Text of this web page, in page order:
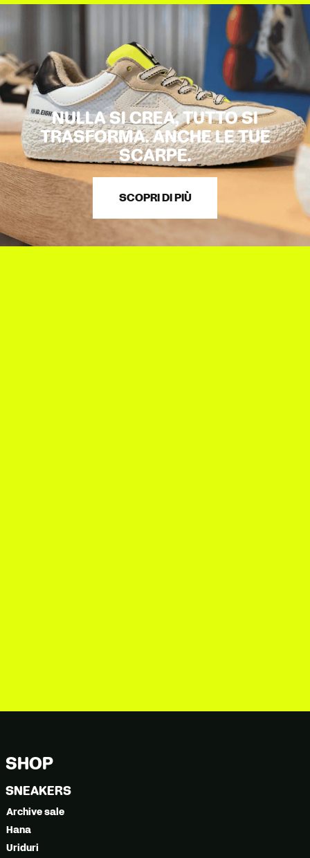
NULLA SI CREA, TUTTO SI
TRASFORMA. ANCHE LE TUE
SCARPE.
SCOPRI DI PIÙ
SHOP
SNEAKERS
Archive sale
Hana
Uriduri